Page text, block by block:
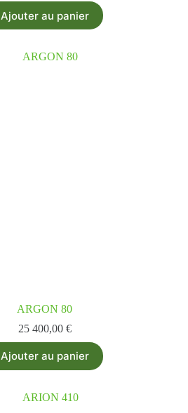
Ajouter au panier
ARGON 80
25 400,00 €
Ajouter au panier